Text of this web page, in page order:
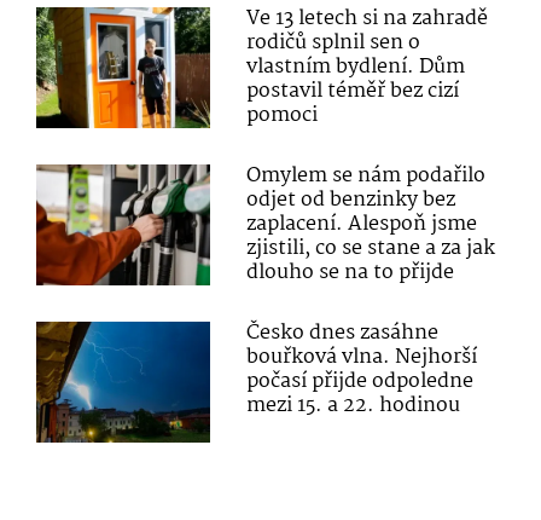
Ve 13 letech si na zahradě
rodičů splnil sen o
vlastním bydlení. Dům
postavil téměř bez cizí
pomoci
Omylem se nám podařilo
odjet od benzinky bez
zaplacení. Alespoň jsme
zjistili, co se stane a za jak
dlouho se na to přijde
Česko dnes zasáhne
bouřková vlna. Nejhorší
počasí přijde odpoledne
mezi 15. a 22. hodinou